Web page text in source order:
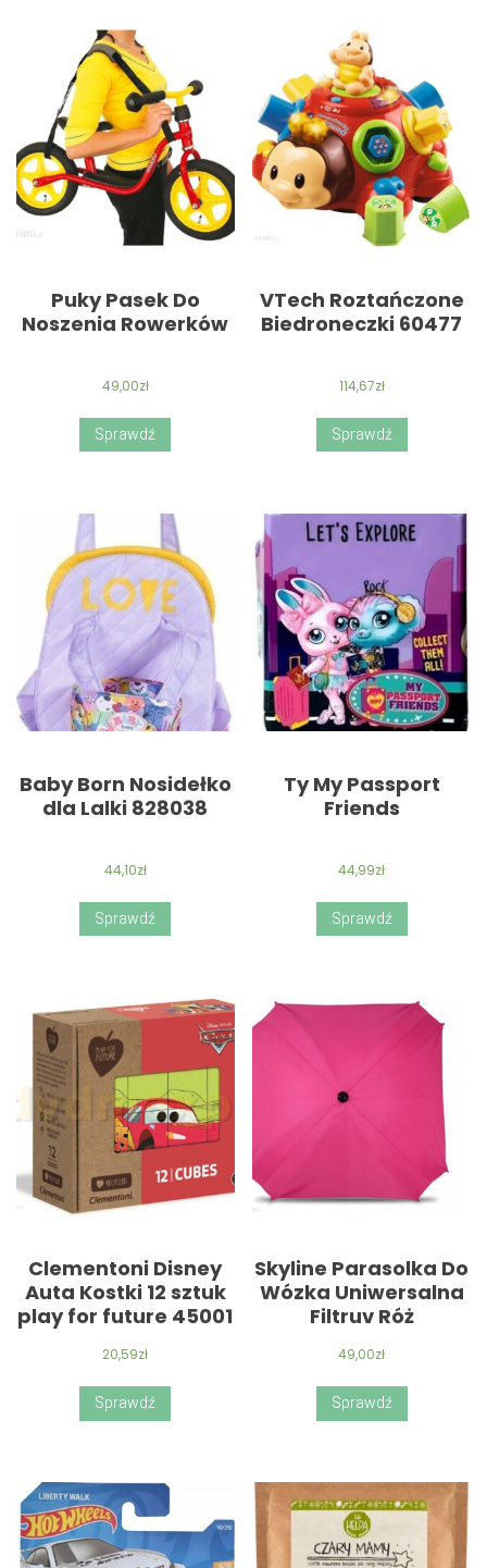
Puky Pasek Do
Noszenia Rowerków
49,00zł
Sprawdź
VTech Roztańczone
Biedroneczki 60477
114,67zł
Sprawdź
Baby Born Nosidełko
dla Lalki 828038
44,10zł
Sprawdź
Ty My Passport
Friends
44,99zł
Sprawdź
Clementoni Disney
Auta Kostki 12 sztuk
play for future 45001
20,59zł
Sprawdź
Skyline Parasolka Do
Wózka Uniwersalna
Filtruv Róż
49,00zł
Sprawdź